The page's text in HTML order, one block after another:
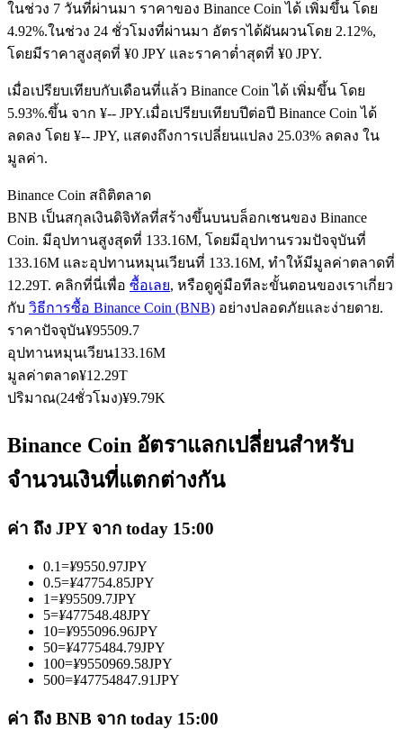
ฟิวเจอร์ส USDC
ฟิวเจอร์สที่ใช้ USDC เป็นหลักประกัน
คัดลอกการซื้อขาย
เข้าร่วมกับเทรดเดอร์ชั้นนำ
เป็นเทรดเดอร์คัดลอก
เพลิดเพลินกับการแบ่งปันผลกำไรและค่าคอมมิชชั่นการคัด
ในช่วง 7 วันที่ผ่านมา ราคาของ Binance Coin ได้ เพิ่มขึ้น โดย
4.92%.ในช่วง 24 ชั่วโมงที่ผ่านมา อัตราได้ผันผวนโดย 2.12%,
โดยมีราคาสูงสุดที่ ¥0 JPY และราคาต่ำสุดที่ ¥0 JPY.
เมื่อเปรียบเทียบกับเดือนที่แล้ว Binance Coin ได้ เพิ่มขึ้น โดย
5.93%.ขึ้น จาก ¥-- JPY.เมื่อเปรียบเทียบปีต่อปี Binance Coin ได้
ลดลง โดย ¥-- JPY, แสดงถึงการเปลี่ยนแปลง 25.03% ลดลง ใน
มูลค่า.
Binance Coin สถิติตลาด
BNB เป็นสกุลเงินดิจิทัลที่สร้างขึ้นบนบล็อกเชนของ Binance
Coin. มีอุปทานสูงสุดที่ 133.16M, โดยมีอุปทานรวมปัจจุบันที่
133.16M และอุปทานหมุนเวียนที่ 133.16M, ทำให้มีมูลค่าตลาดที่
12.29T. คลิกที่นี่เพื่อ ซื้อเลย, หรือดูคู่มือทีละขั้นตอนของเราเกี่ยว
กับ วิธีการซื้อ Binance Coin (BNB) อย่างปลอดภัยและง่ายดาย.
ราคาปัจจุบัน¥95509.7
อุปทานหมุนเวียน133.16M
มูลค่าตลาด¥12.29T
ปริมาณ(24ชั่วโมง)¥9.79K
Binance Coin อัตราแลกเปลี่ยนสำหรับ
จำนวนเงินที่แตกต่างกัน
ค่า ถึง JPY จาก today 15:00
0.1=¥9550.97JPY
0.5=¥47754.85JPY
1=¥95509.7JPY
5=¥477548.48JPY
10=¥955096.96JPY
50=¥4775484.79JPY
100=¥9550969.58JPY
500=¥47754847.91JPY
ค่า ถึง BNB จาก today 15:00